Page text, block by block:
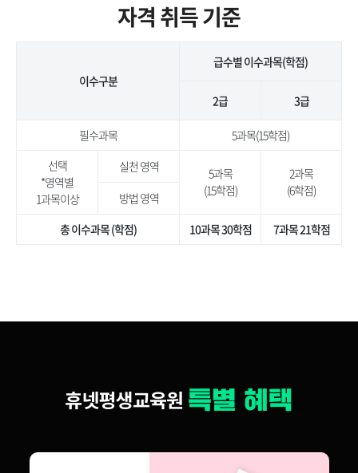
자격 취득 기준
이수구분
급수별 이수과목(학점)
2급 3급
필수과목
5과목(15학점)
선택
*영역별
1과목이상
실천 영역
5과목
(15학점)
2과목
(6학점)
방법 영역
총 이수과목 (학점)
10과목 30학점 7과목 21학점